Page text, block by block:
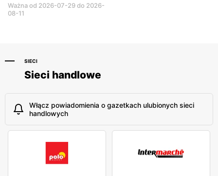
Ważna od 2026-07-29 do 2026-
08-11
SIECI
Sieci handlowe
Włącz powiadomienia o gazetkach ulubionych sieci
handlowych